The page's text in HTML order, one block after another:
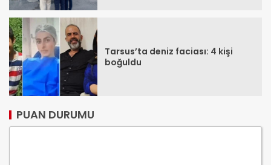
Tarsus’ta deniz faciası: 4 kişi
boğuldu
PUAN DURUMU